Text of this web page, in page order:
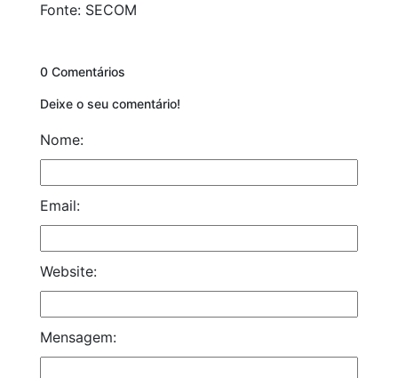
Fonte: SECOM
0 Comentários
Deixe o seu comentário!
Nome:
Email:
Website:
Mensagem: